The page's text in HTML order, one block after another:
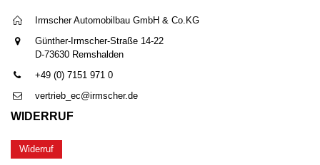
Irmscher Automobilbau GmbH & Co.KG
Günther-Irmscher-Straße 14-22
D-73630 Remshalden
+49 (0) 7151 971 0
vertrieb_ec@irmscher.de
WIDERRUF
Widerruf